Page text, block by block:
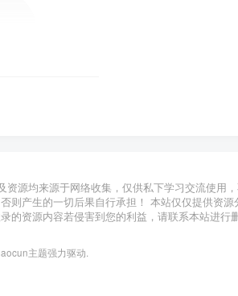
资源均来源于网络收集，仅供私下学习交流使用
则产生的一切后果自行承担！ 本站仅仅提供资源
的资源内容若侵害到您的利益，请联系本站进行
主题强力驱动.